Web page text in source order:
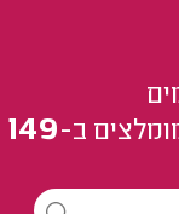
ב-149